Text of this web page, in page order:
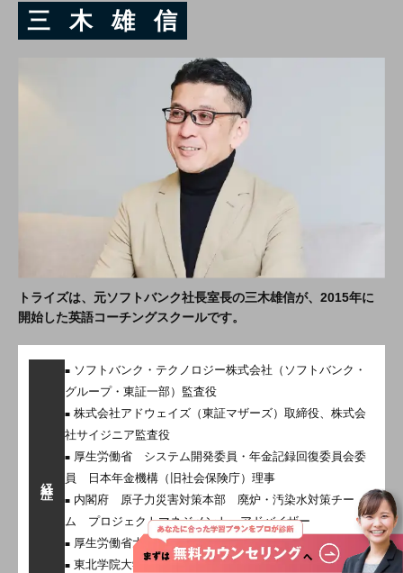
三 木 雄 信
トライズは、元ソフトバンク社長室長の三木雄信が、2015年に
開始した英語コーチングスクールです。
ソフトバンク・テクノロジー株式会社（ソフトバンク・
グループ・東証一部）監査役
株式会社アドウェイズ（東証マザーズ）取締役、株式会
社サイジニア監査役
厚生労働省 システム開発委員・年金記録回復委員会委
員 日本年金機構（旧社会保険庁）理事
内閣府 原子力災害対策本部 廃炉・汚染水対策チー
ム プロジェクトマネジメント・アドバイザー
厚生労働省大臣政策室政策官
東北学院大学経営研究所客員研究員